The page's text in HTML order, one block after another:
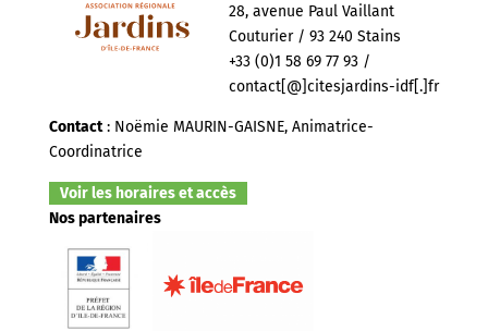
28, avenue Paul Vaillant
Couturier / 93 240 Stains
+33 (0)1 58 69 77 93 /
contact[@]citesjardins-idf[.]fr
Contact: Noëmie MAURIN-GAISNE, Animatrice-
Coordinatrice
Voir les horaires et accès
Nos partenaires